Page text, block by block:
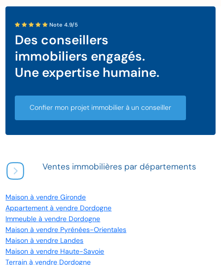
Note 4.9/5
Des conseillers
immobiliers engagés.
Une expertise humaine.
Confier mon projet immobilier à un conseiller
Ventes immobilières par départements
Maison à vendre Gironde
Appartement à vendre Dordogne
Immeuble à vendre Dordogne
Maison à vendre Pyrénées-Orientales
Maison à vendre Landes
Maison à vendre Haute-Savoie
Terrain à vendre Dordogne